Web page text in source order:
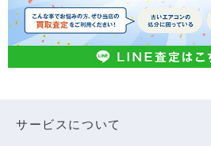
サービスについて